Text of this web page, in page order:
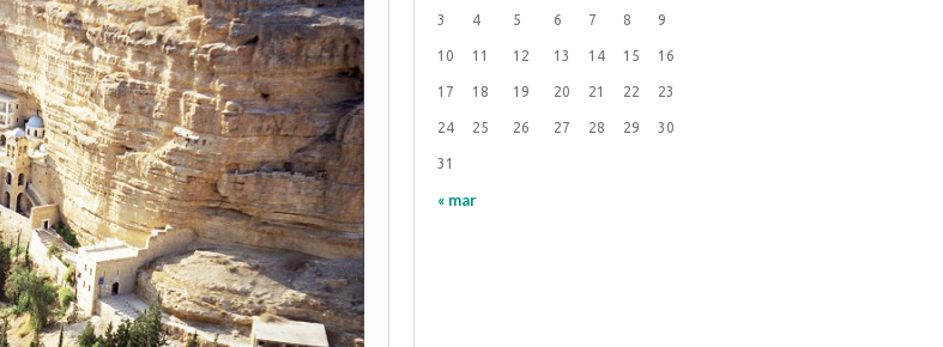
« mar
3 4 5 6 7 8 9
10 11 12 13 14 15 16
17 18 19 20 21 22 23
24 25 26 27 28 29 30
31